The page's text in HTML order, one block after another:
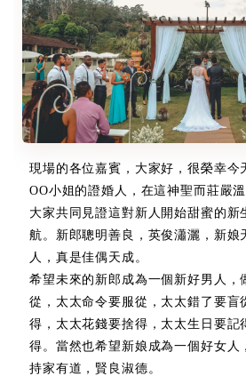
現場的各位嘉賓，大家好，很榮幸今
OO小姐的證婚人，在這神聖而莊嚴
大家共同見證這對新人開始甜蜜的新
航。新郎聰明善良，英俊瀟灑，新娘
人，真是佳偶天成。
希望未來的新郎成為一個新好男人，
從，太太命令要服從，太太錯了要盲
得，太太花錢要捨得，太太生日要記
得。當然也希望新娘成為一個好女人
持家有道，賢良淑德。